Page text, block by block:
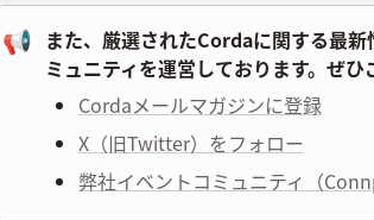
📢 また、厳選されたCordaに関する最
ミュニティを運営しております。ぜひ
Cordaメールマガジンに登録
X（旧Twitter）をフォロー
弊社イベントコミュニティ（